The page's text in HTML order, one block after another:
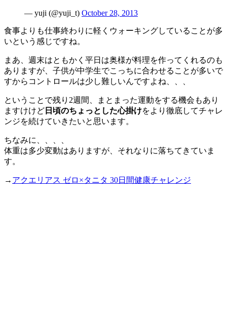
— yuji (@yuji_t) October 28, 2013
食事よりも仕事終わりに軽くウォーキングしていることが多
いという感じですね。
まあ、週末はともかく平日は奥様が料理を作ってくれるのも
ありますが、子供が中学生でこっちに合わせることが多いで
すからコントロールは少し難しいんですよね、、、
ということで残り2週間、まとまった運動をする機会もあり
ますけけど 日頃のちょっとした心掛けをより徹底してチャレ
ンジを続けていきたいと思います。
ちなみに、、、、
体重は多少変動はありますが、それなりに落ちてきていま
す。
→ アクエリアス ゼロ×タニタ 30日間健康チャレンジ